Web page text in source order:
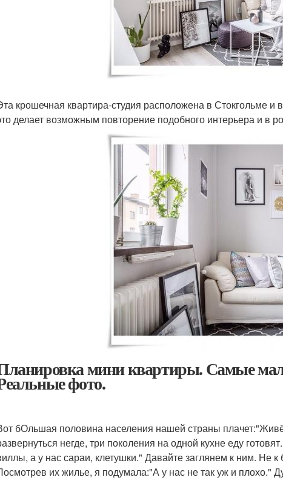
крошечная квартира-студия расположена в Стокгольме
делает возможным повторение подобного интерьера и в
мини квартиры. Самые
фото.
бОльшая половина населения нашей страны
негде, три поколения на одной кухне еду
а у нас сараи, клетушки." Давайте заглянем к ним. Не
их жилье, я подумала:"А у нас не так уж и плохо."